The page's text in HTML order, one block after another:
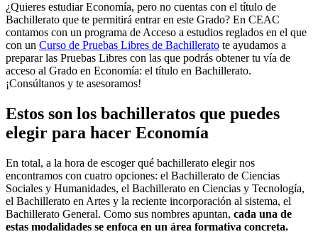
¿Quieres estudiar Economía, pero no cuentas con el título de
Bachillerato que te permitirá entrar en este Grado? En CEAC
contamos con un programa de Acceso a estudios reglados en el que
con un Curso de Pruebas Libres de Bachillerato te ayudamos a
preparar las Pruebas Libres con las que podrás obtener tu vía de
acceso al Grado en Economía: el título en Bachillerato.
¡Consúltanos y te asesoramos!
Estos son los bachilleratos que puedes
elegir para hacer Economía
En total, a la hora de escoger qué bachillerato elegir nos
encontramos con cuatro opciones: el Bachillerato de Ciencias
Sociales y Humanidades, el Bachillerato en Ciencias y Tecnología,
el Bachillerato en Artes y la reciente incorporación al sistema, el
Bachillerato General. Como sus nombres apuntan, cada una de
estas modalidades se enfoca en un área formativa concreta.